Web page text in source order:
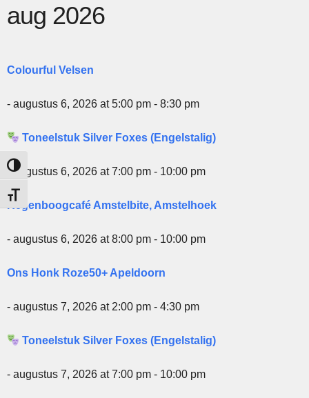
Keuze voor hoog contrast
Kies grootte van het lettertype
aug 2026
Colourful Velsen
- augustus 6, 2026 at 5:00 pm - 8:30 pm
Toneelstuk Silver Foxes (Engelstalig)
- augustus 6, 2026 at 7:00 pm - 10:00 pm
Regenboogcafé Amstelbite, Amstelhoek
- augustus 6, 2026 at 8:00 pm - 10:00 pm
Ons Honk Roze50+ Apeldoorn
- augustus 7, 2026 at 2:00 pm - 4:30 pm
Toneelstuk Silver Foxes (Engelstalig)
- augustus 7, 2026 at 7:00 pm - 10:00 pm